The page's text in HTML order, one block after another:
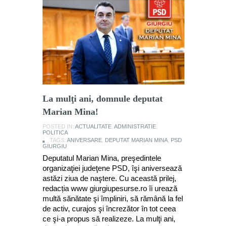
La mulţi ani, domnule deputat
Marian Mina!
POSTED IN: ACTUALITATE ADMINISTRATIE
POLITICA
TAGS: ANIVERSARE DEPUTAT MARIAN MINA PSD
GIURGIU
Deputatul Marian Mina, preşedintele
organizaţiei judeţene PSD, îşi aniversează
astăzi ziua de naştere. Cu această prilej,
redacția www giurgiupesurse.ro îi urează
multă sănătate şi împliniri, să rămână la fel
de activ, curajos şi încrezător în tot ceea
ce şi-a propus să realizeze. La mulţi ani,